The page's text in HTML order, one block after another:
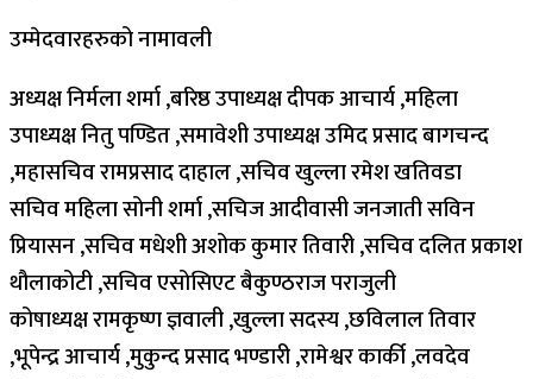
उम्मेदवारहरुको नामावली
अध्यक्ष निर्मला शर्मा ,बरिष्ठ उपाध्यक्ष दीपक आचार्य ,महिला
उपाध्यक्ष नितु पण्डित ,समावेशी उपाध्यक्ष उमिद प्रसाद बागचन्द
,महासचिव रामप्रसाद दाहाल ,सचिव खुल्ला रमेश खतिवडा
सचिव महिला सोनी शर्मा ,सचिज आदीवासी जनजाती सविन
प्रियासन ,सचिव मधेशी अशोक कुमार तिवारी ,सचिव दलित प्रकाश
थौलाकोटी ,सचिव एसोसिएट बैकुण्ठराज पराजुली
कोषाध्यक्ष रामकृष्ण ज्ञवाली ,खुल्ला सदस्य ,छविलाल तिवार
,भूपेन्द्र आचार्य ,मुकुन्द प्रसाद भण्डारी ,रामेश्वर कार्की ,लवदेव